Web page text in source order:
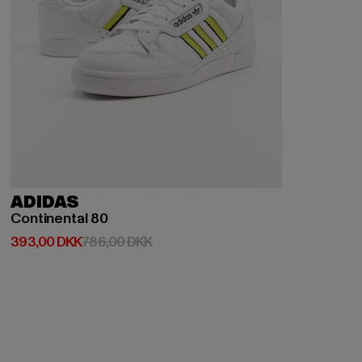
ADIDAS
Continental 80
393,00 DKK
Nuværende pris: 393,00 DKK
786,00 DKKKampagnepris: 786,00 DKK